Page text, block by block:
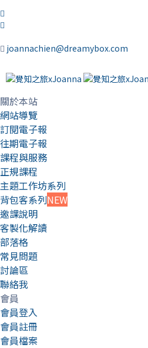
joannachien@dreamybox.com
關於本站
網站導覽
訂閱電子報
往期電子報
課程與服務
正規課程
主題工作坊系列
背包客系列NEW
邀課說明
客製化解讀
部落格
常見問題
討論區
聯絡我
會員
會員登入
會員註冊
會員檔案